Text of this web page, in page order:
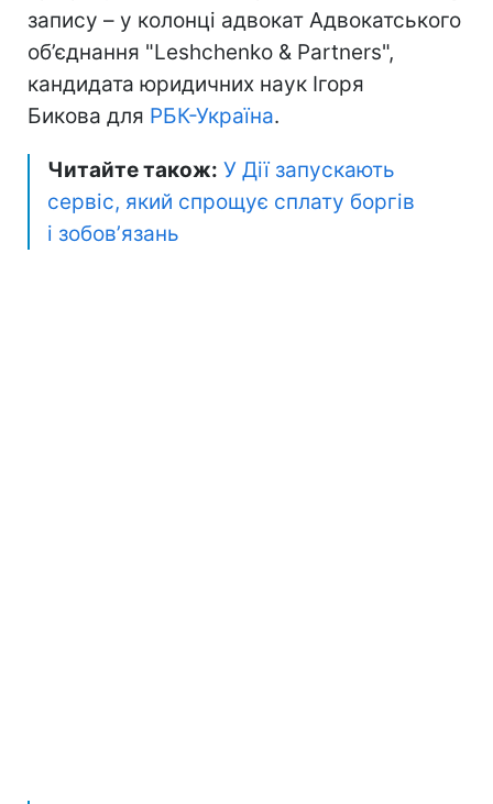
запису – у колонці адвокат Адвокатського
об’єднання "Leshchenko & Partners",
кандидата юридичних наук Ігоря
Бикова для РБК-Україна.
Читайте також: У Дії запускають
сервіс, який спрощує сплату боргів
і зобовʼязань